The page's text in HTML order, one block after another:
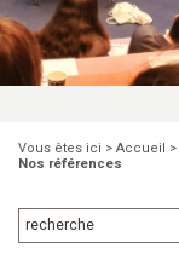
Vous êtes ici > Accueil >
Nos références